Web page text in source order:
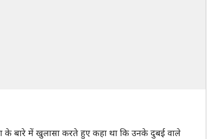
के बारे में खुलासा करते हुए कहा था कि उनके दुबई वाले